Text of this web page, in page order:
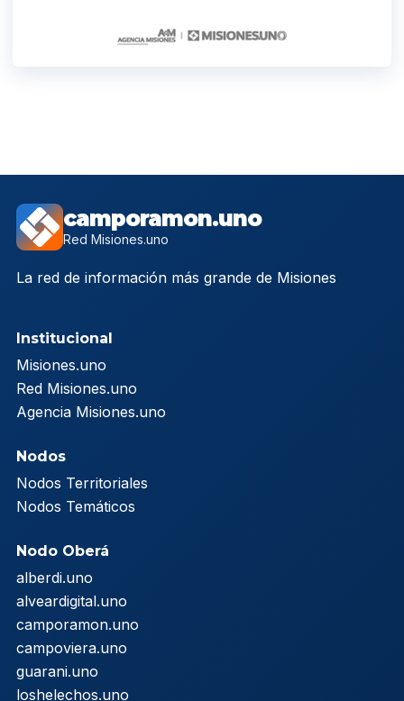
camporamon.uno
Red Misiones.uno
La red de información más grande de Misiones
Institucional
Misiones.uno
Red Misiones.uno
Agencia Misiones.uno
Nodos
Nodos Territoriales
Nodos Temáticos
Nodo Oberá
alberdi.uno
alveardigital.uno
camporamon.uno
campoviera.uno
guarani.uno
loshelechos.uno